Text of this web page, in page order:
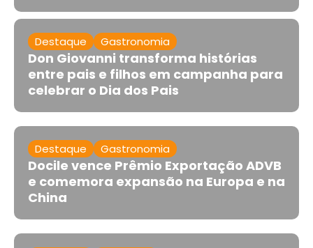
Destaque Gastronomia
Don Giovanni transforma histórias
entre pais e filhos em campanha para
celebrar o Dia dos Pais
Destaque Gastronomia
Docile vence Prêmio Exportação ADVB
e comemora expansão na Europa e na
China